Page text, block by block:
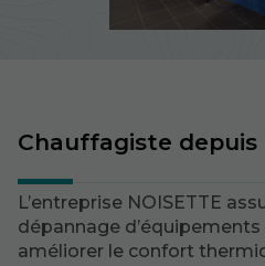
Chauffagiste depuis
L’entreprise NOISETTE
dépannage
améliorer le confort